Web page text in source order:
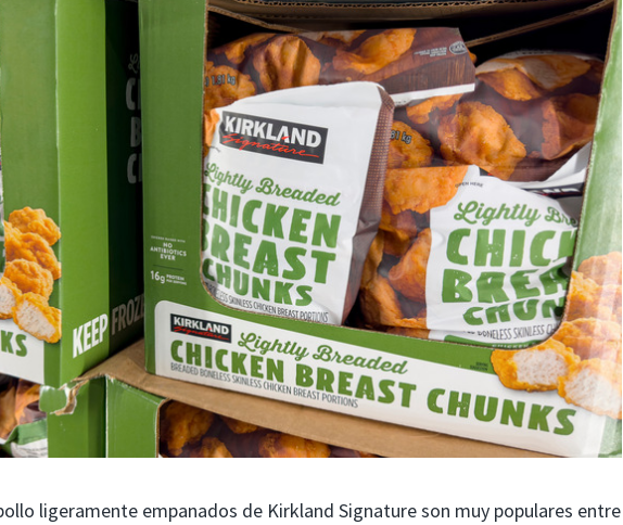
ligeramente empanados de Kirkland Signature son muy populares entre